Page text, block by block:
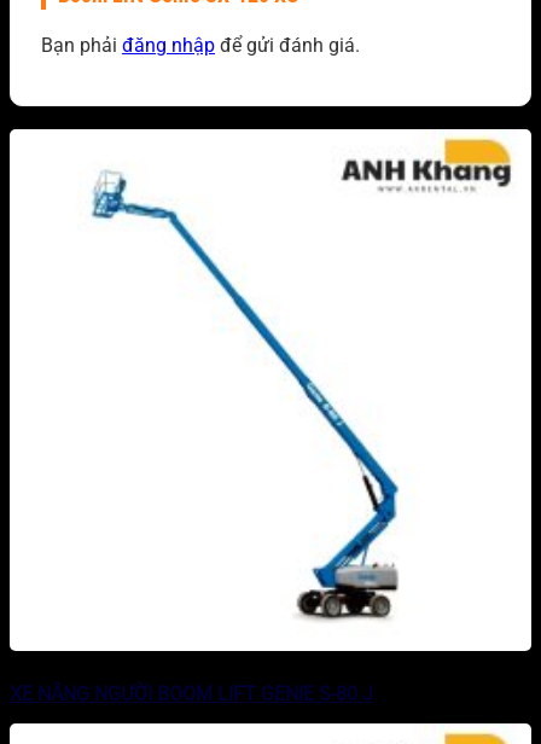
Bạn phải đăng nhập để gửi đánh giá.
XE NÂNG NGƯỜI BOOM LIFT GENIE S-80 J